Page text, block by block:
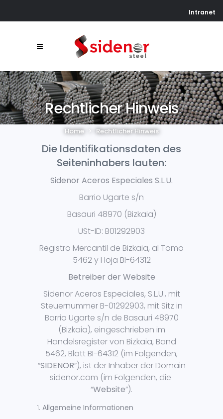
Intranet
Rechtlicher Hinweis
Home Rechtlicher Hinweis
Die Identifikationsdaten des
Seiteninhabers lauten:
Sidenor Aceros Especiales S.L.U.
Barrio Ugarte s/n
Basauri 48970 (Bizkaia)
USt-ID: B01292903
Registro Mercantil de Bizkaia, al Tomo
5462 y Hoja BI-64312
Betreiber der Website
Sidenor Aceros Especiales, S.L.U., mit
Steuernummer B-01292903, mit Sitz in
Barrio Ugarte s/n de Basauri 48970
(Bizkaia), eingeschrieben im
Handelsregister von Bizkaia, Band
5462, Blatt BI-64312 (im Folgenden,
“SIDENOR”), ist der Inhaber der Domain
sidenor.com (im Folgenden, die
“Website”).
Allgemeine Informationen